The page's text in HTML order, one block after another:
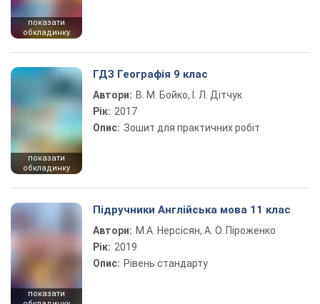
показати
обкладинку
показати
обкладинку
ГДЗ Географія 9 клас
Автори: В. М. Бойко, І. Л. Дітчук
Рік: 2017
Опис: Зошит для практичних робіт
показати
Підручники Англійська мова 11 клас
Автори: М.А. Нерсісян, А. О. Піроженко
Рік: 2019
Опис: Рівень стандарту